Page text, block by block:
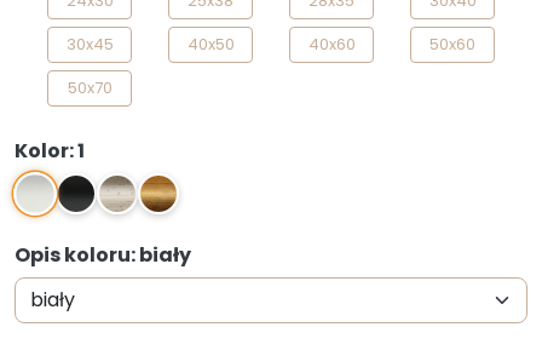
30x45
40x50 40x60
50x60
50x70
Kolor: 1
1 2 S Z
Opis koloru: biały